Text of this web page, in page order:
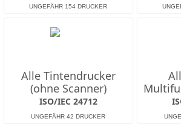
Alle Tintendrucker
(ohne Scanner)
ISO/IEC 24712